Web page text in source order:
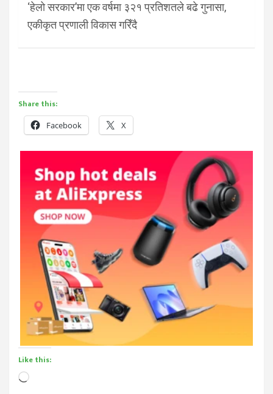
‘हेलो सरकार’मा एक वर्षमा ३२१ प्रतिशतले बढे गुनासा,
एकीकृत प्रणाली विकास गरिँदै
Share this:
Facebook X
Like this:
Loading…